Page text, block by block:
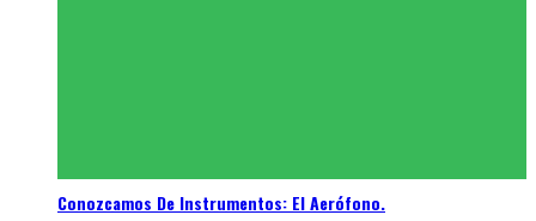
Conozcamos De Instrumentos: El Aerófono.